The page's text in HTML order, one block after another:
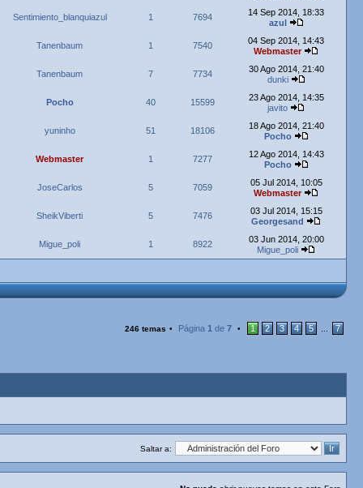
Sentimiento_blanquiazul 1 7694
14 Sep 2014, 18:33
azul
Tanenbaum 1 7540
04 Sep 2014, 14:43
Webmaster
Tanenbaum 7 7734
30 Ago 2014, 21:40
dunki
Pocho 40 15599
23 Ago 2014, 14:35
javito
yuninho 51 18106
18 Ago 2014, 21:40
Pocho
Webmaster 1 7277
12 Ago 2014, 14:43
Pocho
JoseCarlos 5 7059
05 Jul 2014, 10:05
Webmaster
SheikViberti 5 7476
03 Jul 2014, 15:15
Georgesand
Migue_poli 1 8922
03 Jun 2014, 20:00
Migue_poli
246 temas • Página 1 de 7 • 1 2 3 4 5 7
Saltar a: